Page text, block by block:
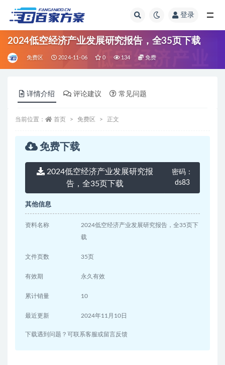
登录
2024低空经济产业发展研究报告，全35页下载
免费区 2024-11-06 0 134 免费
详情介绍 评论建议 常见问题
当前位置： 首页 免费区 正文
免费下载
2024低空经济产业发展研究报
告，全35页下载
密码：
ds83
其他信息
资料名称
2024低空经济产业发展研究报告，全35页下
载
文件页数 35页
有效期 永久有效
累计销量 10
最近更新 2024年11月10日
下载遇到问题？可联系客服或留言反馈